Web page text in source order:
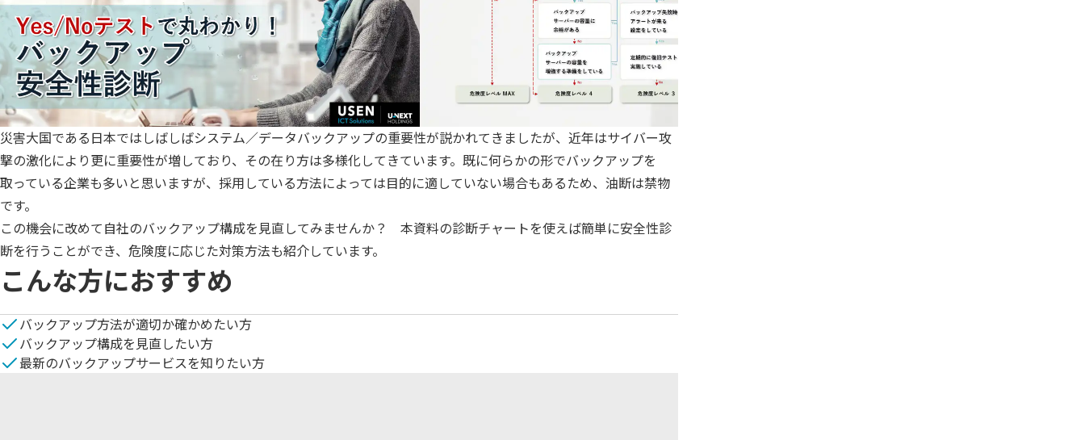
災害大国である日本ではしばしばシステム／データバックアップの重要性が説かれてきましたが、近年はサイバー攻
撃の激化により更に重要性が増しており、その在り方は多様化してきています。既に何らかの形でバックアップを
取っている企業も多いと思いますが、採用している方法によっては目的に適していない場合もあるため、油断は禁物
です。
この機会に改めて自社のバックアップ構成を見直してみませんか？　本資料の診断チャートを使えば簡単に安全性診
断を行うことができ、危険度に応じた対策方法も紹介しています。
こんな方におすすめ
バックアップ方法が適切か確かめたい方
バックアップ構成を見直したい方
最新のバックアップサービスを知りたい方